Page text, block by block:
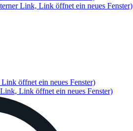
Link, Link öffnet ein neues Fenster)
öffnet ein neues Fenster)
Link öffnet ein neues Fenster)